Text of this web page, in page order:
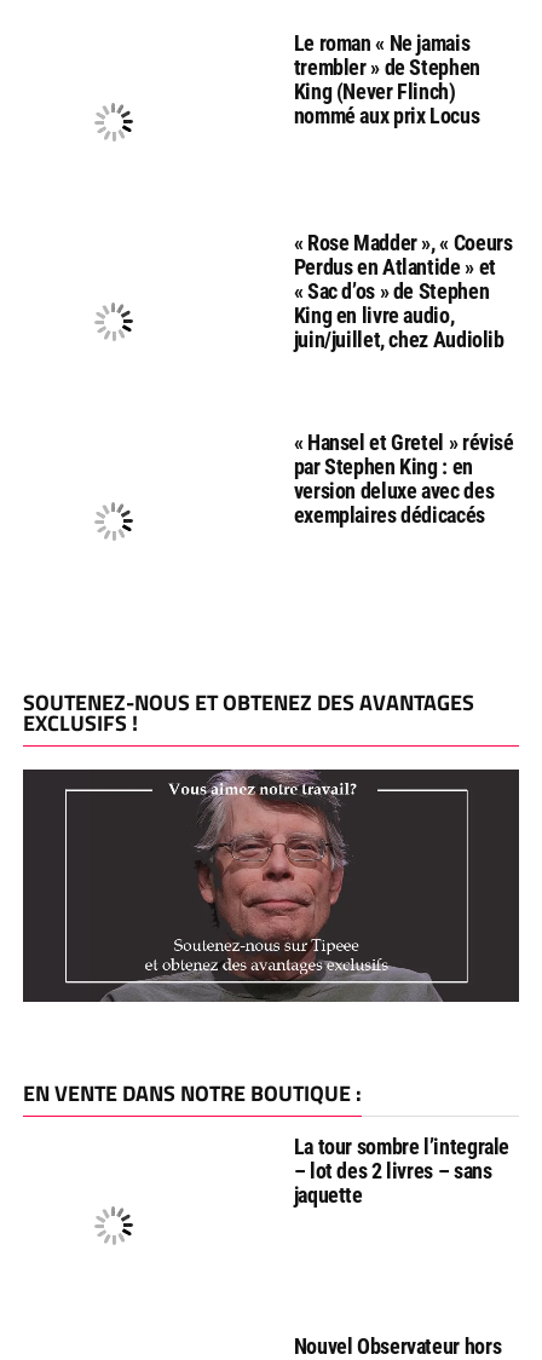
Le roman « Ne jamais
trembler » de Stephen
King (Never Flinch)
nommé aux prix Locus
« Rose Madder », « Coeurs
Perdus en Atlantide » et
« Sac d’os » de Stephen
King en livre audio,
juin/juillet, chez Audiolib
« Hansel et Gretel » révisé
par Stephen King : en
version deluxe avec des
exemplaires dédicacés
SOUTENEZ-NOUS ET OBTENEZ DES AVANTAGES
EXCLUSIFS !
EN VENTE DANS NOTRE BOUTIQUE :
La tour sombre l’integrale
– lot des 2 livres – sans
jaquette
Nouvel Observateur hors